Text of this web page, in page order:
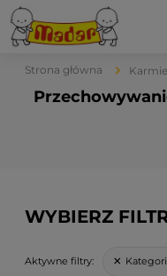
Strona główna
WYBIERZ
Aktywne filtry: